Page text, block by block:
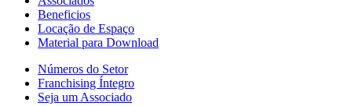
Beneficios
Locação de Espaço
Material para Download
Números do Setor
Franchising Íntegro
Seja um Associado